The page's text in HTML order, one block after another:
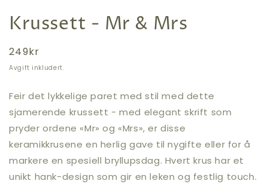
Krussett - Mr & Mrs
Vanlig
pris
249kr
Avgift inkludert.
Feir det lykkelige paret med stil med dette
sjamerende krussett - med elegant skrift som
pryder ordene «Mr» og «Mrs», er disse
keramikkrusene en herlig gave til nygifte eller for å
markere en spesiell bryllupsdag. Hvert krus har et
unikt hank-design som gir en leken og festlig touch.